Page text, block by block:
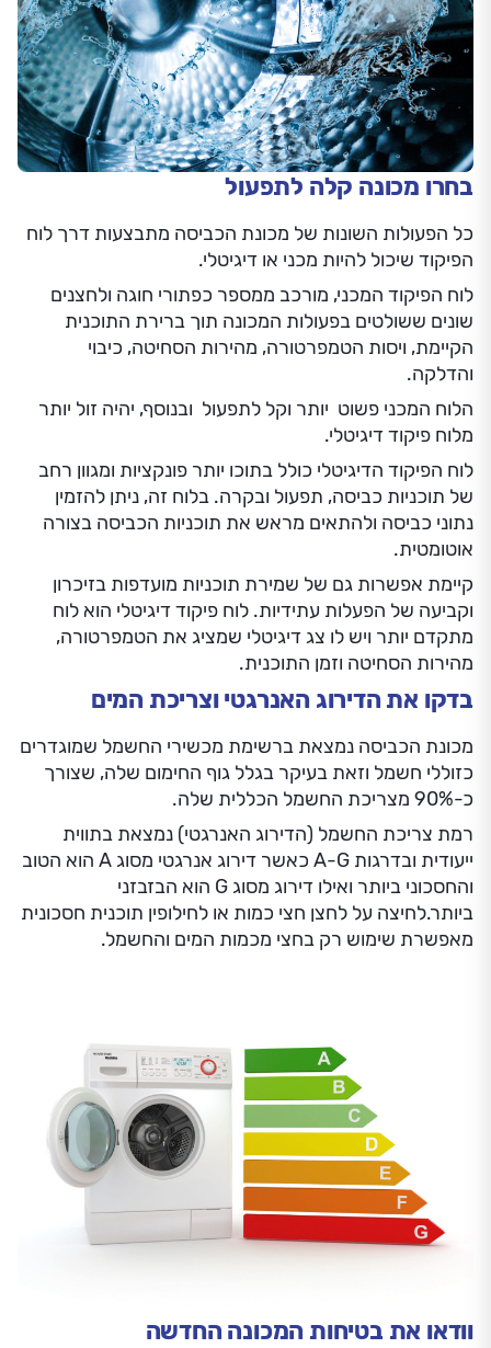
בחרו מכונה קלה לתפעול
כל הפעולות השונות של מכונת הכביסה מתבצעות דרך לוח
הפיקוד שיכול להיות מכני או דיגיטלי.
לוח הפיקוד המכני, מורכב ממספר כפתורי חוגה ולחצנים
שונים ששולטים בפעולות המכונה תוך ברירת התוכנית
הקיימת, ויסות הטמפרטורה, מהירות הסחיטה, כיבוי
והדלקה.
הלוח המכני פשוט יותר וקל לתפעול ובנוסף, יהיה זול יותר
מלוח פיקוד דיגיטלי.
לוח הפיקוד הדיגיטלי כולל בתוכו יותר פונקציות ומגוון רחב
של תוכניות כביסה, תפעול ובקרה. בלוח זה, ניתן להזמין
נתוני כביסה ולהתאים מראש את תוכניות הכביסה בצורה
אוטומטית.
קיימת אפשרות גם של שמירת תוכניות מועדפות בזיכרון
וקביעה של הפעלות עתידיות. לוח פיקוד דיגיטלי הוא לוח
מתקדם יותר ויש לו צג דיגיטלי שמציג את הטמפרטורה,
מהירות הסחיטה וזמן התוכנית.
בדקו את הדירוג האנרגטי וצריכת המים
מכונת הכביסה נמצאת ברשימת מכשירי החשמל שמוגדרים
כזוללי חשמל וזאת בעיקר בגלל גוף החימום שלה, שצורך
כ-90% מצריכת החשמל הכללית שלה.
רמת צריכת החשמל (הדירוג האנרגטי) נמצאת בתווית
ייעודית ובדרגות A-G כאשר דירוג אנרגטי מסוג A הוא הטוב
והחסכוני ביותר ואילו דירוג מסוג G הוא הבזבזני
ביותר.לחיצה על לחצן חצי כמות או לחילופין תוכנית חסכונית
מאפשרת שימוש רק בחצי מכמות המים והחשמל.
וודאו את בטיחות המכונה החדשה